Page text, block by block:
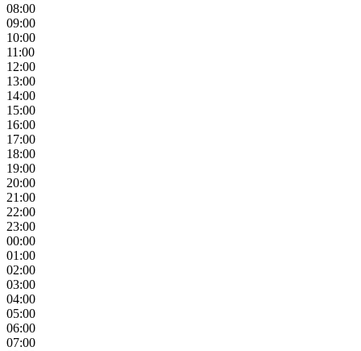
08:00
09:00
10:00
11:00
12:00
13:00
14:00
15:00
16:00
17:00
18:00
19:00
20:00
21:00
22:00
23:00
00:00
01:00
02:00
03:00
04:00
05:00
06:00
07:00